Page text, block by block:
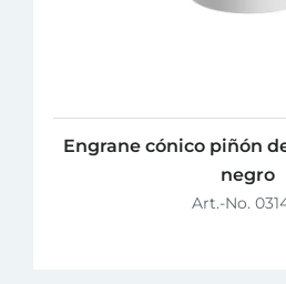
Engrane cónico piñón
negro
Art.-No.